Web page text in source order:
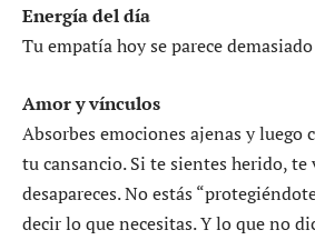
Energía del día
Tu empatía hoy se parece
Amor y vínculos
Absorbes emociones ajenas y luego
tu cansancio. Si te sientes herido,
desapareces. No estás
decir lo que necesitas. Y lo que no